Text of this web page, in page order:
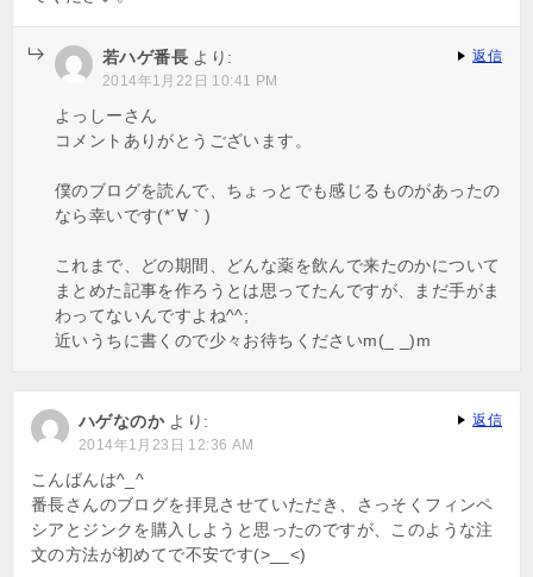
若ハゲ番長 より:
2014年1月22日 10:41 PM
よっしーさん
コメントありがとうございます。
僕のブログを読んで、ちょっとでも感じるものがあったの
なら幸いです(*´∀｀)
これまで、どの期間、どんな薬を飲んで来たのかについて
まとめた記事を作ろうとは思ってたんですが、まだ手がま
わってないんですよね^^;
近いうちに書くので少々お待ちくださいm(_ _)m
返信
ハゲなのか より:
2014年1月23日 12:36 AM
こんばんは^_^
番長さんのブログを拝見させていただき、さっそくフィンペ
シアとジンクを購入しようと思ったのですが、このような注
文の方法が初めてで不安です(>__<)
返信